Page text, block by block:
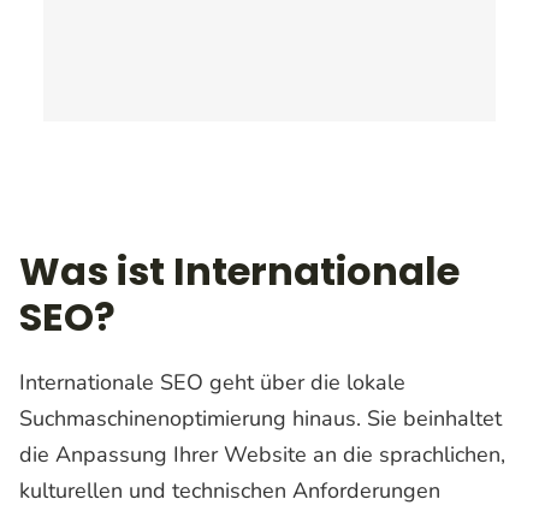
Was ist Internationale
SEO?
Internationale SEO geht über die lokale
Suchmaschinenoptimierung hinaus. Sie beinhaltet
die Anpassung Ihrer Website an die sprachlichen,
kulturellen und technischen Anforderungen